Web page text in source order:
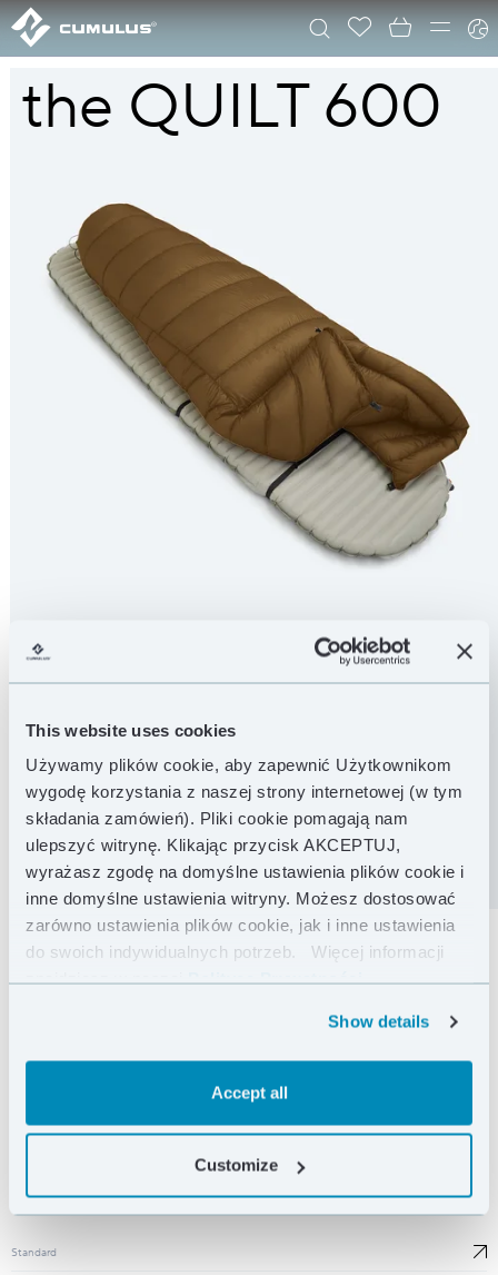
This website uses cookies
Używamy plików cookie, aby zapewnić Użytkownikom
wygodę korzystania z naszej strony internetowej (w tym
składania zamówień). Pliki cookie pomagają nam
ulepszyć witrynę. Klikając przycisk AKCEPTUJ,
wyrażasz zgodę na domyślne ustawienia plików cookie i
inne domyślne ustawienia witryny. Możesz dostosować
zarówno ustawienia plików cookie, jak i inne ustawienia
do swoich indywidualnych potrzeb.
Więcej informacji
znajdziesz w naszejPolityce Prywatności .
Show details
Accept all
Customize
the QUILT 600
MASA PUCHU
600 g
KOMFORT
-7 °C
LIMIT
-14 °C
SPERSONALIZUJ
SWÓJ ŚPIWÓR
UDOSTĘPNIJ
RESETUJ
SZEROKOŚĆ
Standard